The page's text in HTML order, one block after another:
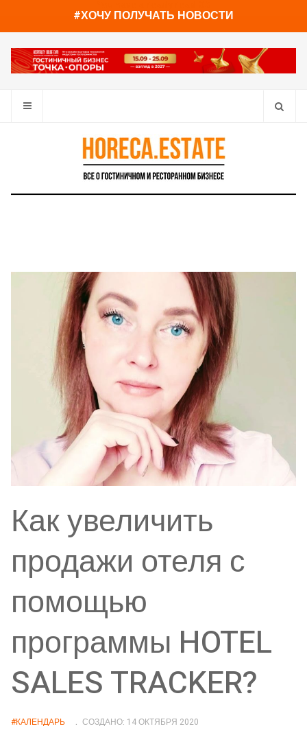
#ХОЧУ ПОЛУЧАТЬ НОВОСТИ
Как увеличить
продажи отеля с
помощью
программы HOTEL
SALES TRACKER?
#КАЛЕНДАРЬ
СОЗДАНО: 14 ОКТЯБРЯ 2020